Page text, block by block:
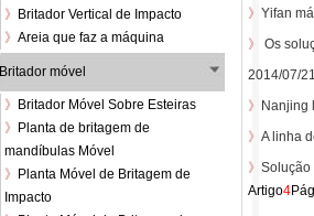
》
Britador Vertical de Impacto
》 Areia que faz a máquina
Britador móvel
》
Britador Móvel Sobre Esteiras
》
Planta de britagem de
mandíbulas Móvel
》
Planta Móvel de Britagem de
Impacto
》 Yifan
》
Os
2014/07/
》
Nanjing
》 A linha
》 Solução
Artigo4